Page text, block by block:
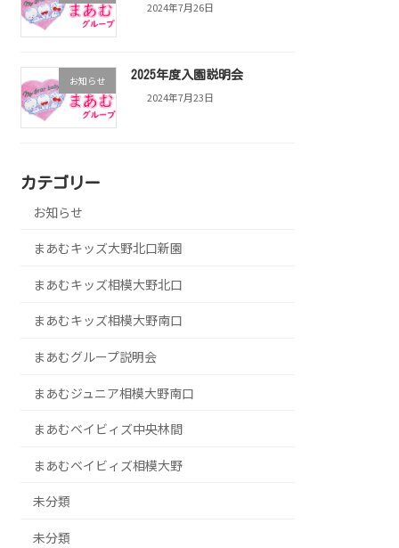
2024年7月26日
お知らせ 2025年度入園説明会
2024年7月23日
カテゴリー
お知らせ
まあむキッズ大野北口新園
まあむキッズ相模大野北口
まあむキッズ相模大野南口
まあむグループ説明会
まあむジュニア相模大野南口
まあむベイビィズ中央林間
まあむベイビィズ相模大野
未分類
未分類